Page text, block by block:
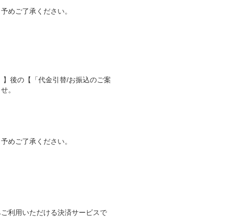
めご了承ください。
後の【「代金引替/お振込のご案
。
めご了承ください。
利用いただける決済サービスで